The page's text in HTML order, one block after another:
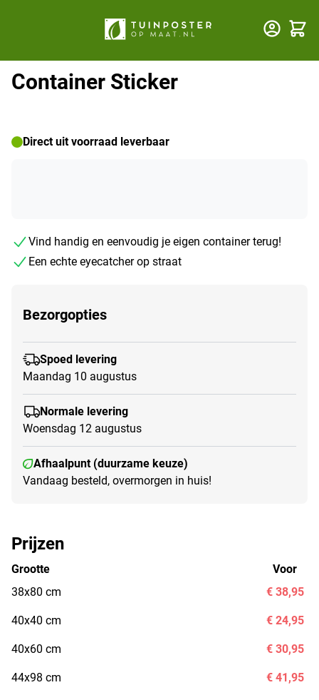
Container Sticker
Direct uit voorraad leverbaar
Vind handig en eenvoudig je eigen container terug!
Een echte eyecatcher op straat
Bezorgopties
Spoed levering
Maandag 10 augustus
Normale levering
Woensdag 12 augustus
Afhaalpunt (duurzame keuze)
Vandaag besteld, overmorgen in huis!
Prijzen
Grootte
38x80 cm
40x40 cm
40x60 cm
44x98 cm
Voor
€ 38,95
€ 24,95
€ 30,95
€ 41,95